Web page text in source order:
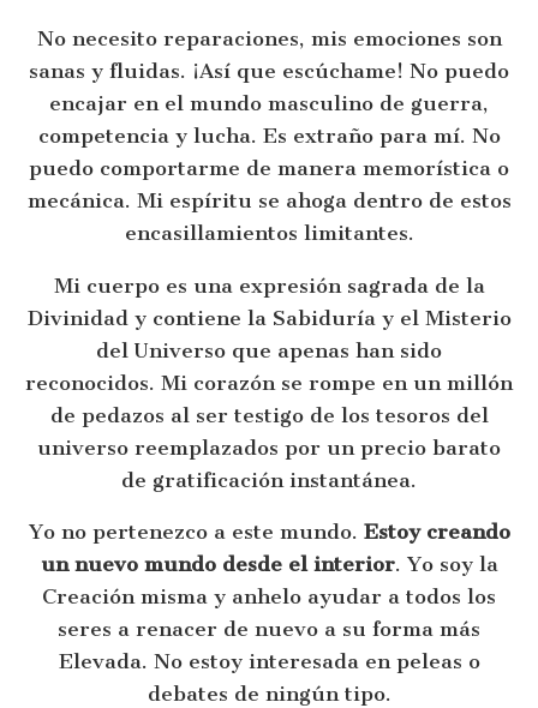
No necesito reparaciones, mis emociones son
sanas y fluidas. ¡Así que escúchame! No puedo
encajar en el mundo masculino de guerra,
competencia y lucha. Es extraño para mí. No
puedo comportarme de manera memorística o
mecánica. Mi espíritu se ahoga dentro de estos
encasillamientos limitantes.
Mi cuerpo es una expresión sagrada de la
Divinidad y contiene la Sabiduría y el Misterio
del Universo que apenas han sido
reconocidos. Mi corazón se rompe en un millón
de pedazos al ser testigo de los tesoros del
universo reemplazados por un precio barato
de gratificación instantánea.
Yo no pertenezco a este mundo. Estoy creando
un nuevo mundo desde el interior. Yo soy la
Creación misma y anhelo ayudar a todos los
seres a renacer de nuevo a su forma más
Elevada. No estoy interesada en peleas o
debates de ningún tipo.